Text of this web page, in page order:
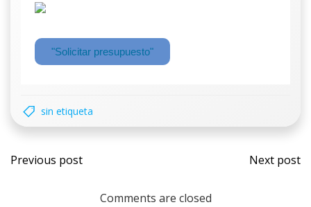
"Solicitar presupuesto"
sin etiqueta
Previous post Next post
Comments are closed